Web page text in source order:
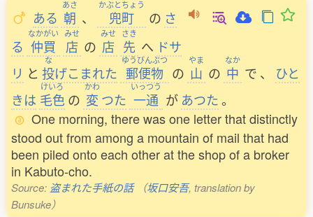
ある
あさ
朝 、
かぶとちょう
兜町 の さ
る
なかがい
仲買
みせ
店 の
みせ
店
さき
先 へ ドサ
リ と
な
投げこまれた
ゆうびんぶつ
郵便物 の
やま
山 の
なか
中 で 、
ひと
きは
けいろ
毛色 の
かわ
変 つた
いっつう
一通 が あつた。
One morning, there was one letter that distinctly
stood out from among a mountain of mail that had
been piled onto each other at the shop of a broker
in Kabuto-cho.
Source: 盗まれた手紙の話 （坂口安吾, translation by
Bunsuke）